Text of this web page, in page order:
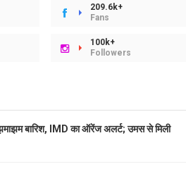
209.6k+
Fans
100k+
Followers
बारिश, IMD का ऑरेंज अलर्ट; उमस से मिली